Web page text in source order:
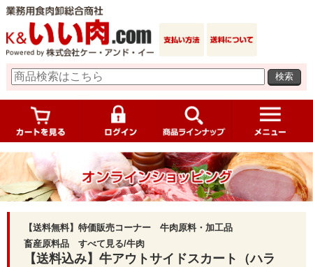
検索
【送料無料】特価販売コーナー 牛肉原料・加工品
畜産原料品 すべて見る/牛肉
【送料込み】牛アウトサイドスカート（ハラ